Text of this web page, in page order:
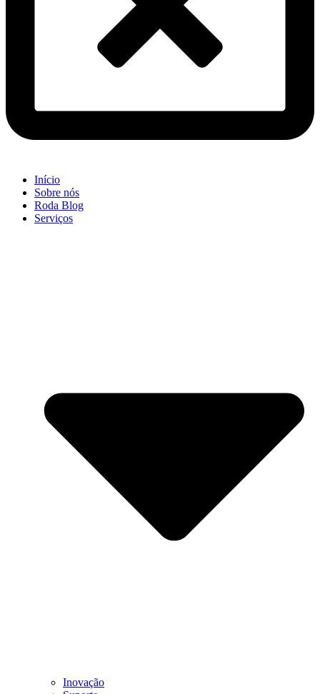
Início
Sobre nós
Roda Blog
Serviços
Inovação